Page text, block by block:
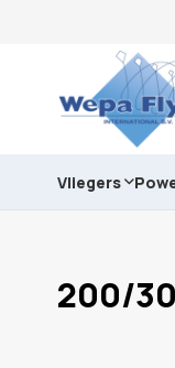
Vliegers
200/30